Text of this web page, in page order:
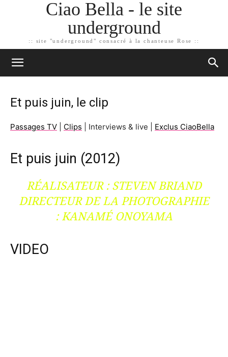
Ciao Bella - le site
underground
:: site "underground" consacré à la chanteuse Rose ::
Et puis juin, le clip
Passages TV Clips | Interviews & live | Exclus CiaoBella
Et puis juin (2012)
RÉALISATEUR : STEVEN BRIAND
DIRECTEUR DE LA PHOTOGRAPHIE
: KANAMÉ ONOYAMA
VIDEO